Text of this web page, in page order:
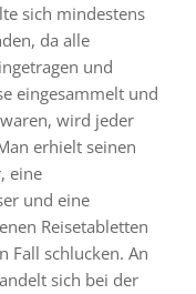
sich mindestens
da alle
und
eingesammelt und
wird jeder
erhielt seinen
eine
und eine
Reisetabletten
Fall schlucken. An
sich bei der